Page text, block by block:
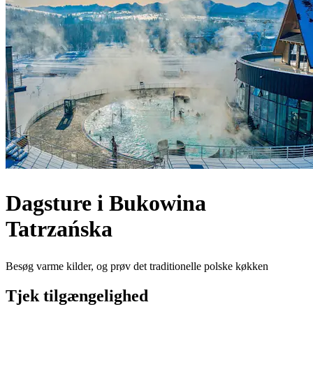
Dagsture i Bukowina
Tatrzańska
Besøg varme kilder, og prøv det traditionelle polske køkken
Tjek tilgængelighed